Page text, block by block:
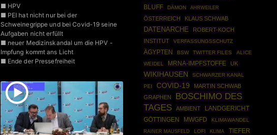
■ HPV
■ PEI hat nicht nur bei der
Schweinegrippe und bei Covid-19 seine
Aufgaben nicht erfüllt
■ neuer Medizinskandal um die HPV -
Impfung kommt ans Licht
■ Ende der Pressefreiheit
BLUFF
DÄMON AHRWEILER
ÖSTERREICH KLAUS SCHWAB
DATENARCHE
ROBERT-KOCH
INSTITUT
VERFASSUNGSSCHUTZ
ÄGYPTEN BSW TWITTER FILES
ALICE
WEIDEL
MRNA-IMPFSTOFFE UK
WIKIHAUSEN
SCHWARZER KANAL
PEI
COVID-19
MARTIN SCHWAB
GRAPHEN
BOSCHIMO DES
TAGES
AMBIENT
LANDGERICHT
GÖTTINGEN
MWGFD
KLIMAWANDEL
RAINER MAUSFELD
LOFI KLIMA
TIEFER